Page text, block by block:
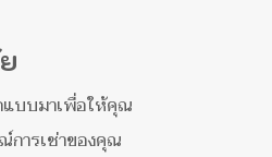
แบบมาเพื่อให้คุณ
การเช่าของคุณ